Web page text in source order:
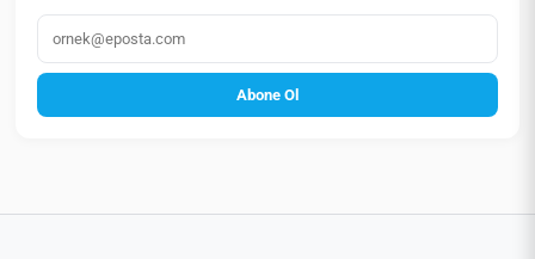
E‑posta
Abone Ol